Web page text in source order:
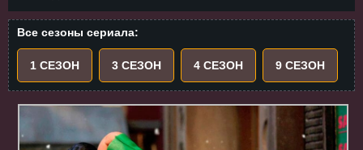
Все сезоны сериала:
1 СЕЗОН 3 СЕЗОН 4 СЕЗОН 9 СЕЗОН